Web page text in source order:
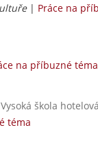
| Práce na
na příbuzné téma
škola
téma